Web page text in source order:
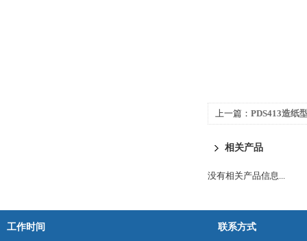
上一篇： PDS413造纸
相关产品
没有相关产品信息...
工作时间 联系方式